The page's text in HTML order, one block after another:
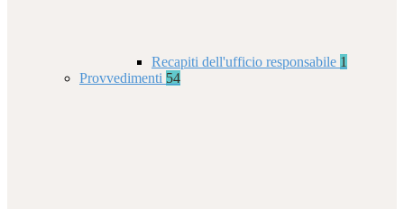
Recapiti dell'ufficio responsabile 1
Provvedimenti 54